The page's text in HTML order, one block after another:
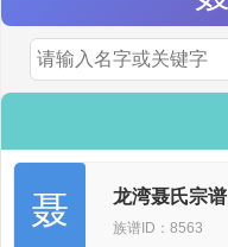
聂 龙湾聂氏宗谱
族谱ID：8563